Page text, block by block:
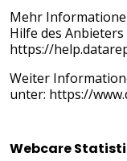
Mehr
Hilfe des
https://
Weiter
unter: https://
Webcare